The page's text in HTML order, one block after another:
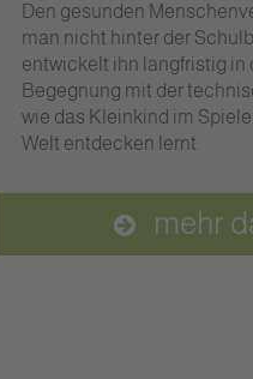
Den gesunden
man nicht hinter der
entwickelt ihn langfristig in
Begegnung mit der
wie das Kleinkind im
Welt entdecken lernt.
mehr